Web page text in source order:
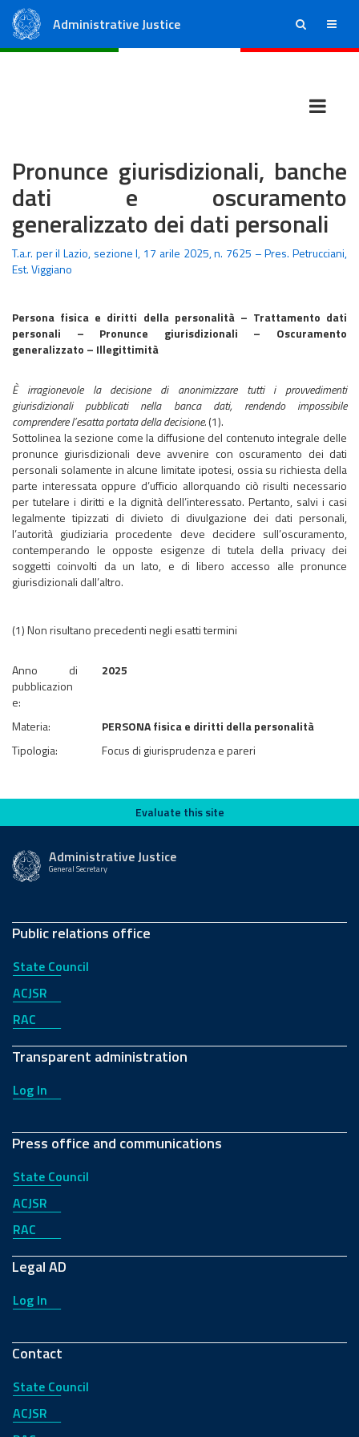
Administrative Justice ricerca menu
Pronunce giurisdizionali, banche
dati e oscuramento
generalizzato dei dati personali
T.a.r. per il Lazio, sezione I, 17 arile 2025, n. 7625 – Pres. Petrucciani,
Est. Viggiano
Persona fisica e diritti della personalità – Trattamento dati
personali – Pronunce giurisdizionali – Oscuramento
generalizzato – Illegittimità
È irragionevole la decisione di anonimizzare tutti i provvedimenti
giurisdizionali pubblicati nella banca dati, rendendo impossibile
comprendere l’esatta portata della decisione.(1).
Sottolinea la sezione come la diffusione del contenuto integrale delle
pronunce giurisdizionali deve avvenire con oscuramento dei dati
personali solamente in alcune limitate ipotesi, ossia su richiesta della
parte interessata oppure d’ufficio allorquando ciò risulti necessario
per tutelare i diritti e la dignità dell’interessato. Pertanto, salvi i casi
legalmente tipizzati di divieto di divulgazione dei dati personali,
l’autorità giudiziaria procedente deve decidere sull’oscuramento,
contemperando le opposte esigenze di tutela della privacy dei
soggetti coinvolti da un lato, e di libero accesso alle pronunce
giurisdizionali dall’altro.
(1) Non risultano precedenti negli esatti termini
Anno di
pubblicazion
e:
2025
Materia:
PERSONA fisica e diritti della personalità
Tipologia:
Focus di giurisprudenza e pareri
Evaluate this siteEvaluate this site
Administrative Justice
General Secretary
Public relations office
State Council
ACJSR
RAC
Transparent administration
Log In
Press office and communications
State Council
ACJSR
RAC
Legal AD
Log In
Contact
State Council
ACJSR